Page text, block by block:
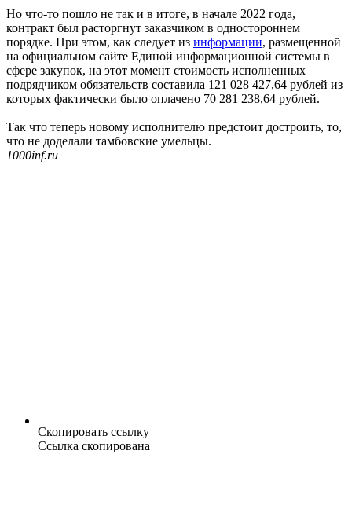
Но что-то пошло не так и в итоге, в начале 2022 года,
контракт был расторгнут заказчиком в одностороннем
порядке. При этом, как следует из информации, размещенной
на официальном сайте Единой информационной системы в
сфере закупок, на этот момент стоимость исполненных
подрядчиком обязательств составила 121 028 427,64 рублей из
которых фактически было оплачено 70 281 238,64 рублей.
Так что теперь новому исполнителю предстоит достроить, то,
что не доделали тамбовские умельцы.
1000inf.ru
Скопировать ссылку
Ссылка скопирована